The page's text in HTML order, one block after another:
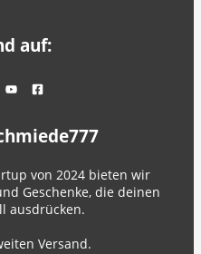
auf:
von 2024 bieten wir
Geschenke, die deinen
ausdrücken.
Versand.